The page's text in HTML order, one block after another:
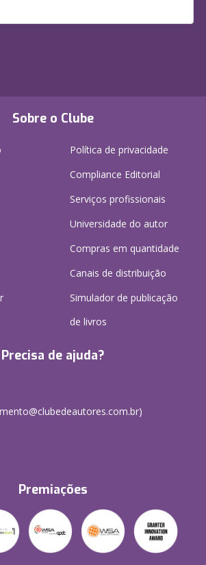
Sobre o Clube
Política de privacidade
Compliance Editorial
Serviços profissionais
Universidade do autor
Compras em quantidade
Canais de distribuição
Simulador de publicação
de livros
Precisa de ajuda?
Premiações